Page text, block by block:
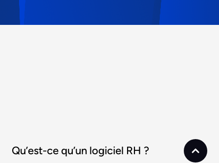
Qu’est-ce qu’un logiciel RH ?